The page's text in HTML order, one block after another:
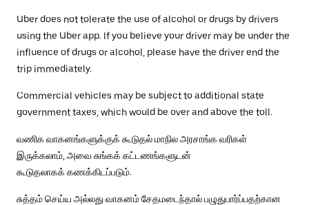
Uber does not tolerate the use of alcohol or drugs by drivers
using the Uber app. If you believe your driver may be under the
influence of drugs or alcohol, please have the driver end the
trip immediately.
Commercial vehicles may be subject to additional state
government taxes, which would be over and above the toll.
வணிக வாகனங்களுக்குக் கூடுதல் மாநில அரசாங்க வரிகள்
இருக்கலாம், அவை சுங்கக் கட்டணங்களுடன்
கூடுதலாகக் கணக்கிடப்படும்.
சுத்தம் செய்ய அல்லது வாகனம் சேதமடைந்தால் பழுதுபார்ப்பதற்கான